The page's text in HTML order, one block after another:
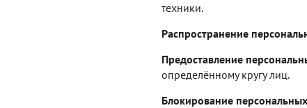
техники.
Распространение
Предоставление
определённому кругу лиц.
Блокирование